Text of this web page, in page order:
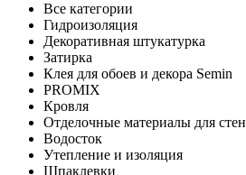
Все категории
Гидроизоляция
Декоративная штукатурка
Затирка
Клея для обоев и декора Semin
PROMIX
Кровля
Отделочные материалы для стен
Водосток
Утепление и изоляция
Шпаклевки